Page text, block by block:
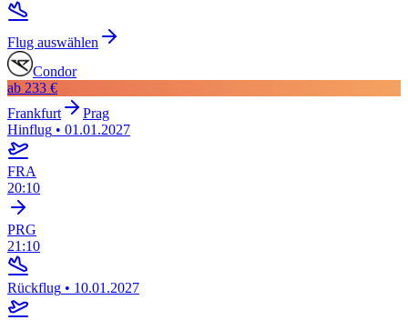
Flug auswählen
Condor
ab 233 €
Frankfurt
Prag
Hinflug • 01.01.2027
FRA
20:10
PRG
21:10
Rückflug • 10.01.2027